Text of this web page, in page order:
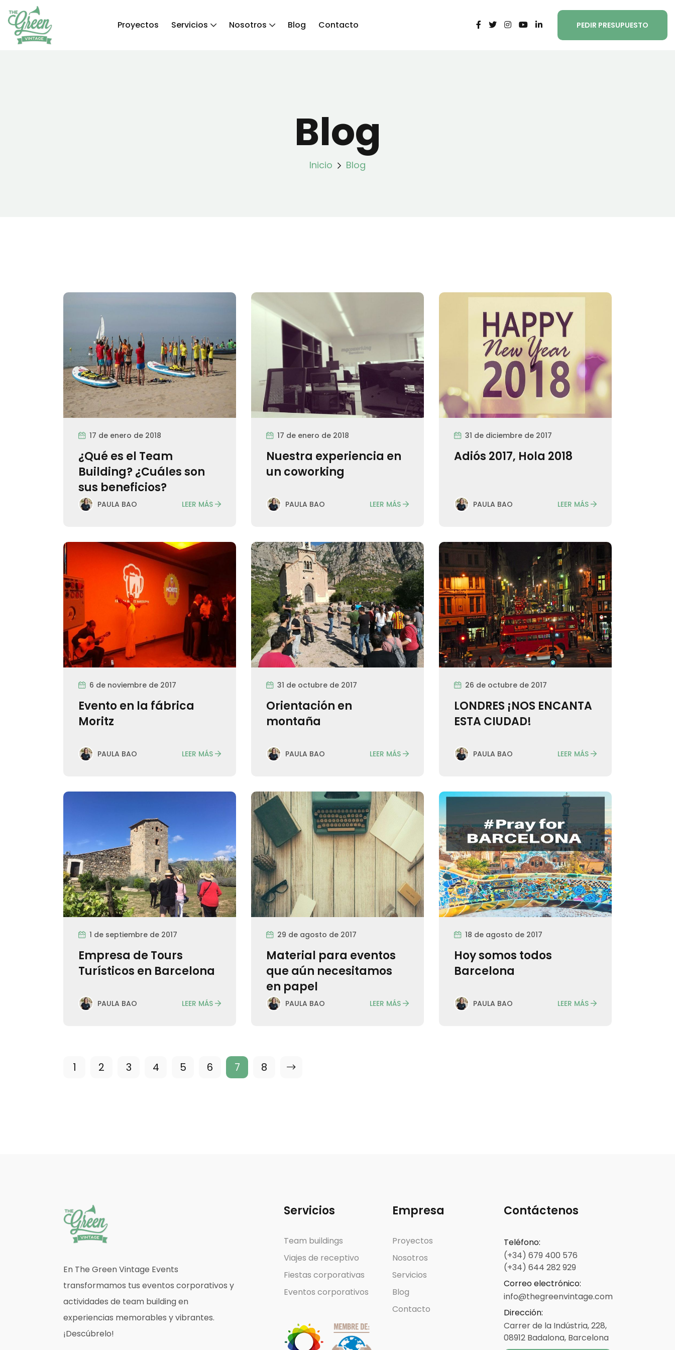
Proyectos Servicios Nosotros Blog Contacto PEDIR PRESUPUESTO
Blog
Inicio Blog
17 de enero de 2018
¿Qué es el Team
Building? ¿Cuáles son
sus beneficios?
PAULA BAO LEER MÁS
17 de enero de 2018
Nuestra experiencia en
un coworking
PAULA BAO LEER MÁS
31 de diciembre de 2017
Adiós 2017, Hola 2018
PAULA BAO LEER MÁS
6 de noviembre de 2017
Evento en la fábrica
Moritz
PAULA BAO LEER MÁS
31 de octubre de 2017
Orientación en
montaña
PAULA BAO LEER MÁS
26 de octubre de 2017
LONDRES ¡NOS ENCANTA
ESTA CIUDAD!
PAULA BAO LEER MÁS
1 de septiembre de 2017
Empresa de Tours
Turísticos en Barcelona
PAULA BAO LEER MÁS
29 de agosto de 2017
Material para eventos
que aún necesitamos
en papel
PAULA BAO LEER MÁS
18 de agosto de 2017
Hoy somos todos
Barcelona
PAULA BAO LEER MÁS
1 2 3 4 5 6 7 8
En The Green Vintage Events
transformamos tus eventos corporativos y
actividades de team building en
experiencias memorables y vibrantes.
¡Descúbrelo!
Servicios
Team buildings
Viajes de receptivo
Fiestas corporativas
Eventos corporativos
Empresa
Proyectos
Nosotros
Servicios
Blog
Contacto
Contáctenos
Teléfono:
(+34) 679 400 576
(+34) 644 282 929
Correo electrónico:
info@thegreenvintage.com
Dirección:
Carrer de la Indústria, 228,
08912 Badalona, Barcelona